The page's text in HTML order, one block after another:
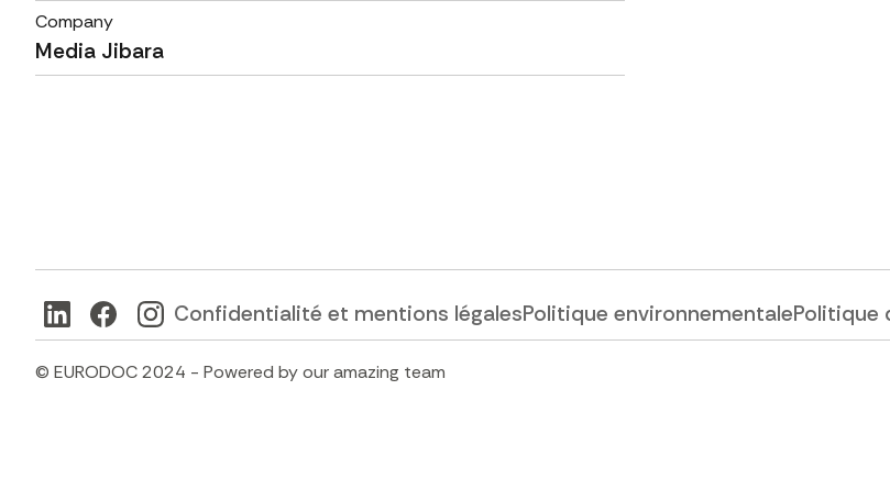
Company
Media Jibara
Confidentialité et mentions légalesPolitique environnementalePolitique
© EURODOC 2024 - Powered by our amazing team